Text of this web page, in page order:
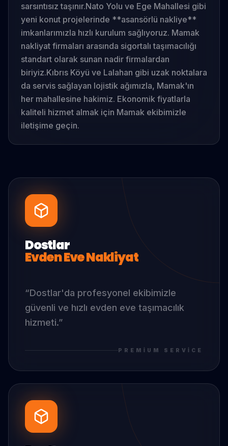
sarsıntısız taşınır.Nato Yolu ve Ege Mahallesi gibi
yeni konut projelerinde **asansörlü nakliye**
imkanlarımızla hızlı kurulum sağlıyoruz. Mamak
nakliyat firmaları arasında sigortalı taşımacılığı
standart olarak sunan nadir firmalardan
biriyiz.Kıbrıs Köyü ve Lalahan gibi uzak noktalara
da servis sağlayan lojistik ağımızla, Mamak'ın
her mahallesine hakimiz. Ekonomik fiyatlarla
kaliteli hizmet almak için Mamak ekibimizle
iletişime geçin.
Dostlar
Evden Eve Nakliyat
“Dostlar'da profesyonel ekibimizle
güvenli ve hızlı evden eve taşımacılık
hizmeti.”
PREMIUM SERVICE